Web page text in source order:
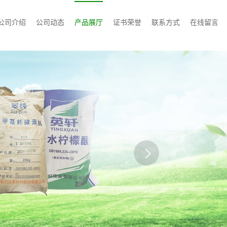
司介绍 公司动态 产品展厅 证书荣誉 联系方式 在线留言